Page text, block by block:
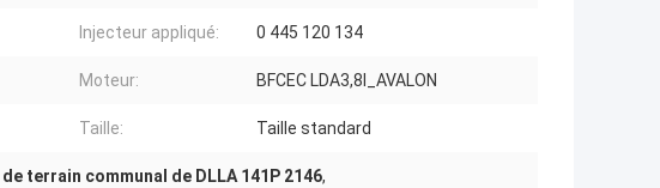
Injecteur appliqué: 0 445 120 134
Moteur: BFCEC LDA3,8l_AVALON
Taille: Taille standard
de terrain communal de DLLA 141P 2146,